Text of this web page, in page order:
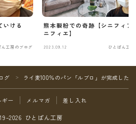
いける
ん工房のブログ
熊本製粉での奇跡【シニフィア
ニフィエ】
2023.09.12 ひとぱん工
グ ＞ ライ麦100％のパン「ルブロ」が完成した！
ギー メルマガ 差し入れ
ひとぱん工房